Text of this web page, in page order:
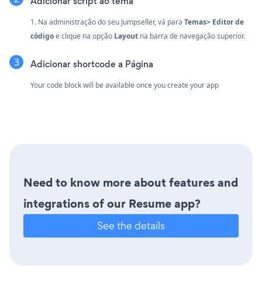
1. Na administração do seu Jumpseller, vá para Temas> Editor de
códigoe clique na opção Layout na barra de navegação superior.
Adicionar shortcode a Página
Your code block will be available once you create your app
Need to know more about features and
integrations of our Resume app?
See the details